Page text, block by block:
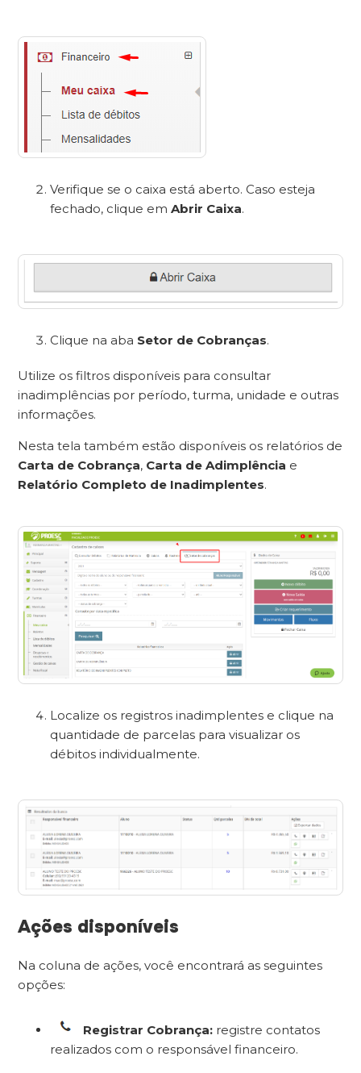
Verifique se o caixa está aberto. Caso esteja
fechado, clique emAbrir Caixa.
Clique na aba Setor de Cobranças.
Utilize os filtros disponíveis para consultar
inadimplências por período, turma, unidade e outras
informações.
Nesta tela também estão disponíveis os relatórios de
Carta de Cobrança, Carta de Adimplência e
Relatório Completo de Inadimplentes.
Localize os registros inadimplentes e clique na
quantidade de parcelas para visualizar os
débitos individualmente.
Ações disponíveis
Na coluna de ações, você encontrará as seguintes
opções:
Registrar Cobrança: registre contatos
realizados com o responsável financeiro.